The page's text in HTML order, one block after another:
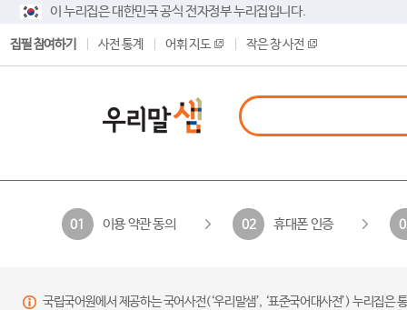
이 누리집은 대한민국 공식 전자정부 누리집입니다.
집필 참여하기 사전 통계 어휘 지도 작은 창 사전
01 이용 약관 동의 02 휴대폰 인증
국립국어원에서 제공하는 국어사전(‘우리말샘’, ‘표준국어대사전’) 누리집